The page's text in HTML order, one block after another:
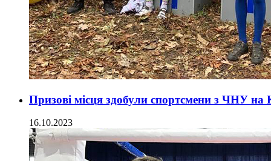
Призові місця здобули спортсмени з ЧНУ на
16.10.2023